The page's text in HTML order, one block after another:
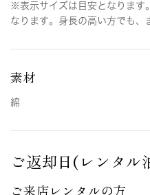
※表示サイズは目安となります
なります。身長の高い方でも、
素材
綿
ご返却日(レンタル
ご来店レンタルの方